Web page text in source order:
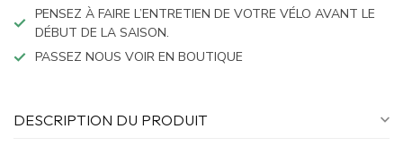
PENSEZ À FAIRE L’ENTRETIEN DE VOTRE VÉLO AVANT LE
DÉBUT DE LA SAISON.
PASSEZ NOUS VOIR EN BOUTIQUE
DESCRIPTION DU PRODUIT